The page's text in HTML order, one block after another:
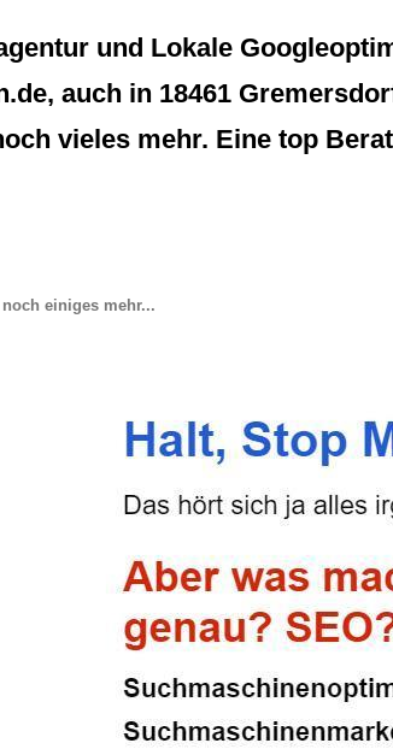
und Lokale
auch in 18461
vieles mehr. Eine top
einiges mehr...